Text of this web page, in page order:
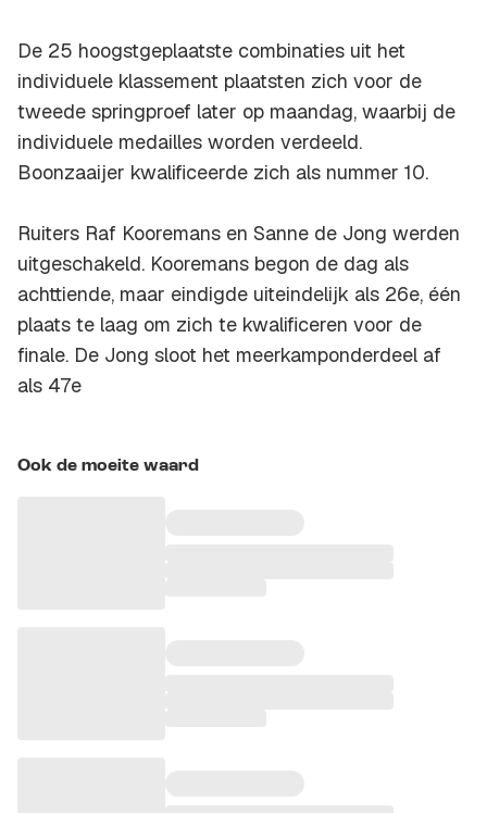
De 25 hoogstgeplaatste combinaties uit het
individuele klassement plaatsten zich voor de
tweede springproef later op maandag, waarbij de
individuele medailles worden verdeeld.
Boonzaaijer kwalificeerde zich als nummer 10.
Ruiters Raf Kooremans en Sanne de Jong werden
uitgeschakeld. Kooremans begon de dag als
achttiende, maar eindigde uiteindelijk als 26e, één
plaats te laag om zich te kwalificeren voor de
finale. De Jong sloot het meerkamponderdeel af
als 47e
Ook de moeite waard